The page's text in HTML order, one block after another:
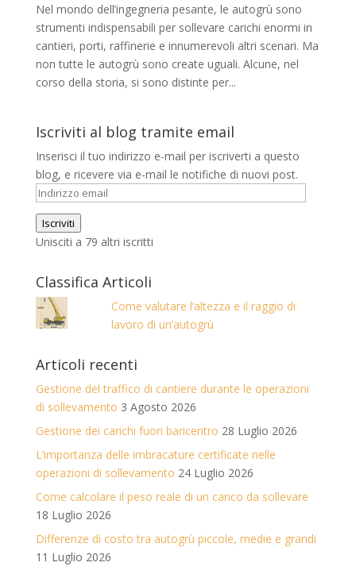
Nel mondo dell’ingegneria pesante, le autogrù sono
strumenti indispensabili per sollevare carichi enormi in
cantieri, porti, raffinerie e innumerevoli altri scenari. Ma
non tutte le autogrù sono create uguali. Alcune, nel
corso della storia, si sono distinte per...
Iscriviti al blog tramite email
Inserisci il tuo indirizzo e-mail per iscriverti a questo
blog, e ricevere via e-mail le notifiche di nuovi post.
Indirizzo
email
Iscriviti
Unisciti a 79 altri iscritti
Classifica Articoli
Come valutare l’altezza e il raggio di
lavoro di un’autogrù
Articoli recenti
Gestione del traffico di cantiere durante le operazioni
di sollevamento 3 Agosto 2026
Gestione dei carichi fuori baricentro 28 Luglio 2026
L’importanza delle imbracature certificate nelle
operazioni di sollevamento 24 Luglio 2026
Come calcolare il peso reale di un carico da sollevare
18 Luglio 2026
Differenze di costo tra autogrù piccole, medie e grandi
11 Luglio 2026